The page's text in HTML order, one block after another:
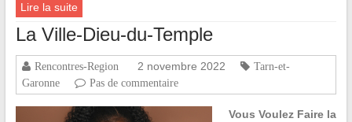
Lire la suite
La Ville-Dieu-du-Temple
Rencontres-Region 2 novembre 2022
Tarn-et-
Garonne
Pas de commentaire
Vous Voulez Faire la